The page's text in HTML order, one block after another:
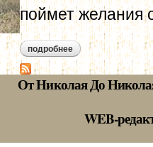
поймет желания
подробнее о в.и. штейнгейль
От Николая До
WEB-